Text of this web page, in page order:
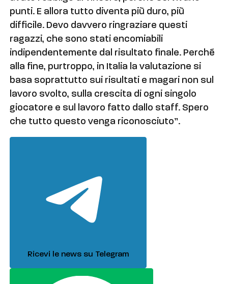
punti. E allora tutto diventa più duro, più
difficile. Devo davvero ringraziare questi
ragazzi, che sono stati encomiabili
indipendentemente dal risultato finale. Perché
alla fine, purtroppo, in Italia la valutazione si
basa soprattutto sui risultati e magari non sul
lavoro svolto, sulla crescita di ogni singolo
giocatore e sul lavoro fatto dallo staff. Spero
che tutto questo venga riconosciuto”.
Ricevi le news su Telegram